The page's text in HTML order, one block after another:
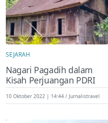
SEJARAH
Nagari Pagadih dalam
Kisah Perjuangan PDRI
10 Oktober 2022 | 14:44 Jurnalistravel